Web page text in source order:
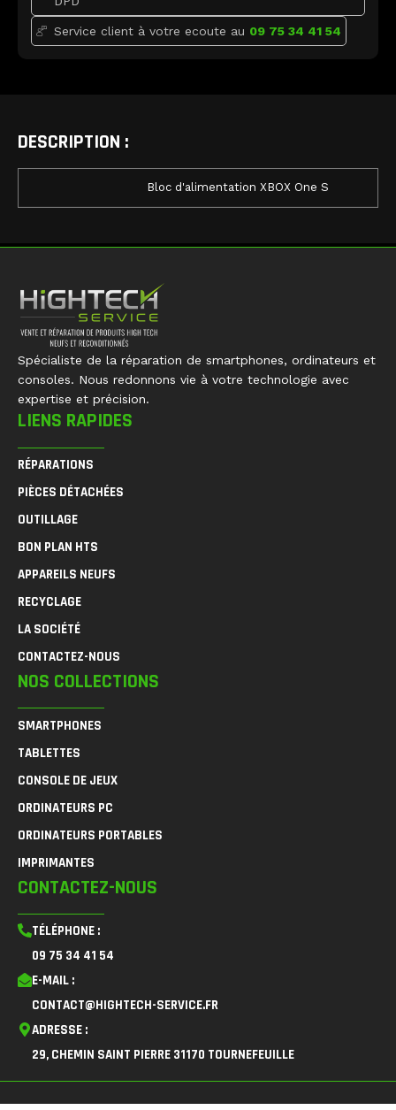
Service client à votre ecoute au 09 75 34 41 54
DESCRIPTION :
Bloc d'alimentation XBOX One S
Spécialiste de la réparation de smartphones, ordinateurs et
consoles. Nous redonnons vie à votre technologie avec
expertise et précision.
LIENS RAPIDES
RÉPARATIONS
PIÈCES DÉTACHÉES
OUTILLAGE
BON PLAN HTS
APPAREILS NEUFS
RECYCLAGE
LA SOCIÉTÉ
CONTACTEZ-NOUS
NOS COLLECTIONS
SMARTPHONES
TABLETTES
CONSOLE DE JEUX
ORDINATEURS PC
ORDINATEURS PORTABLES
IMPRIMANTES
CONTACTEZ-NOUS
TÉLÉPHONE :
09 75 34 41 54
E-MAIL :
CONTACT@HIGHTECH-SERVICE.FR
ADRESSE :
29, CHEMIN SAINT PIERRE 31170 TOURNEFEUILLE
F I L